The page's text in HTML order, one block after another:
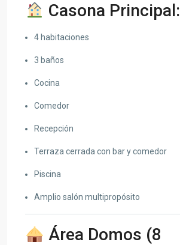
Casona Principal:
4 habitaciones
3 baños
Cocina
Comedor
Recepción
Terraza cerrada con bar y comedor
Piscina
Amplio salón multipropósito
Área Domos (8